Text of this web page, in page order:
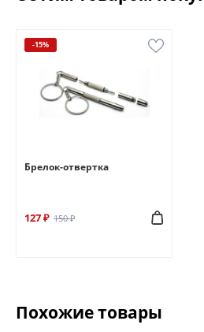
-15%
Брелок-отвертка
127 ₽ 150 ₽
Похожие товары